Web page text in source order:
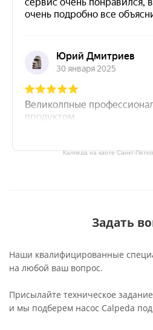
Калпеда на карте
Задать
Наши квалифицированные
на любой ваш вопрос.
Присылайте техническое
и мы подберем насос Calpeda